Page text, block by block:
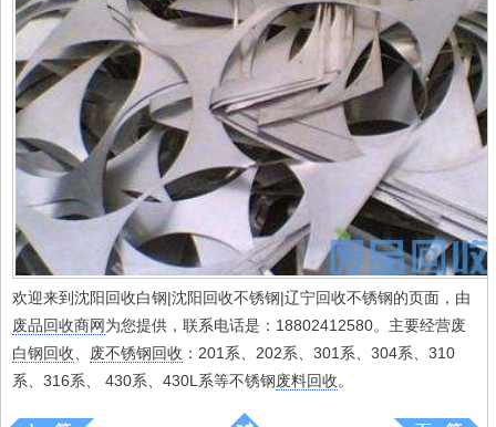
欢迎来到沈阳回收白钢|沈阳回收不锈钢|辽宁回收不锈钢的页面，由
废品回收商网为您提供，联系电话是：18802412580。主要经营废
白钢回收
废不锈钢回收 ：201系、202系、301系、304系、310
系、316系、 430系、430L系等不锈钢废料回收。